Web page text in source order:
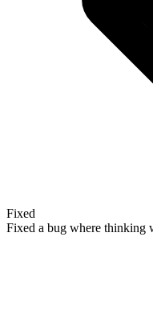
Fixed
Fixed a bug where thinking